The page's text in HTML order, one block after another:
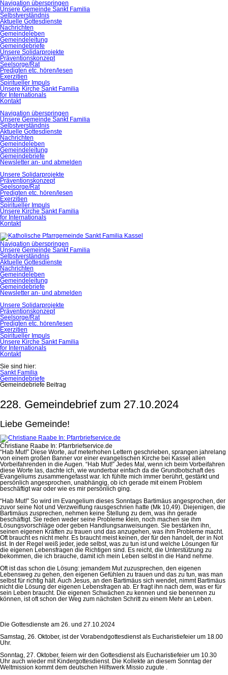
Navigation überspringen
Unsere Gemeinde Sankt Familia
Selbstverständnis
Aktuelle Gottesdienste
Nachrichten
Gemeindeleben
Gemeindeleitung
Gemeindebriefe
Unsere Solidarprojekte
Präventionskonzept
Seelsorge/Rat
Predigten etc. hören/lesen
Exerzitien
Spiritueller Impuls
Unsere Kirche Sankt Familia
for Internationals
Kontakt
Navigation überspringen
Unsere Gemeinde Sankt Familia
Selbstverständnis
Aktuelle Gottesdienste
Nachrichten
Gemeindeleben
Gemeindeleitung
Gemeindebriefe
Newsletter an- und abmelden
Unsere Solidarprojekte
Präventionskonzept
Seelsorge/Rat
Predigten etc. hören/lesen
Exerzitien
Spiritueller Impuls
Unsere Kirche Sankt Familia
for Internationals
Kontakt
Navigation überspringen
Unsere Gemeinde Sankt Familia
Selbstverständnis
Aktuelle Gottesdienste
Nachrichten
Gemeindeleben
Gemeindeleitung
Gemeindebriefe
Newsletter an- und abmelden
Unsere Solidarprojekte
Präventionskonzept
Seelsorge/Rat
Predigten etc. hören/lesen
Exerzitien
Spiritueller Impuls
Unsere Kirche Sankt Familia
for Internationals
Kontakt
Sie sind hier:
Sankt Familia
Gemeindebriefe
Gemeindebriefe Beitrag
228. Gemeindebrief zum 27.10.2024
Liebe Gemeinde!
Christiane Raabe In: Pfarrbriefservice.de
“Hab Mut!” Diese Worte, auf meterhohen Lettern geschrieben, sprangen jahrelang
von einem großen Banner vor einer evangelischen Kirche bei Kassel allen
Vorbeifahrenden in die Augen. “Hab Mut!” Jedes Mal, wenn ich beim Vorbeifahren
diese Worte las, dachte ich, wie wunderbar einfach da die Grundbotschaft des
Evangeliums zusammengefasst war. Ich fühlte mich immer berührt, gestärkt und
persönlich angesprochen, unabhängig, ob ich gerade mit einem Problem
beschäftigt war oder wie es mir persönlich ging.
“Hab Mut!” So wird im Evangelium dieses Sonntags Bartimäus angesprochen, der
zuvor seine Not und Verzweiflung rausgeschrien hatte (Mk 10,49). Diejenigen, die
Bartimäus zusprechen, nehmen keine Stellung zu dem, was ihn gerade
beschäftigt. Sie reden weder seine Probleme klein, noch machen sie ihm
Lösungsvorschläge oder geben Handlungsanweisungen. Sie bestärken ihn,
seinen eigenen Kräften zu trauen und das anzugehen, was ihm Probleme macht.
Oft braucht es nicht mehr. Es braucht meist keinen, der für den handelt, der in Not
ist. In der Regel weiß jeder, jede selbst, was zu tun ist und welche Lösungen für
die eigenen Lebensfragen die Richtigen sind. Es reicht, die Unterstützung zu
bekommen, die ich brauche, damit ich mein Leben selbst in die Hand nehme.
Oft ist das schon die Lösung: jemandem Mut zuzusprechen, den eigenen
Lebensweg zu gehen, den eigenen Gefühlen zu trauen und das zu tun, was man
selbst für richtig hält. Auch Jesus, an den Bartimäus sich wendet, nimmt Bartimäus
nicht die Lösung der eigenen Lebensfragen ab. Er fragt ihn nach dem, was er für
sein Leben braucht. Die eigenen Schwächen zu kennen und sie benennen zu
können, ist oft schon der Weg zum nächsten Schritt zu einem Mehr an Leben.
Die Gottesdienste am 26. und 27.10.2024
Samstag, 26. Oktober, ist der Vorabendgottesdienst als Eucharistiefeier um 18.00
Uhr.
Sonntag, 27. Oktober, feiern wir den Gottesdienst als Eucharistiefeier um 10.30
Uhr auch wieder mit Kindergottesdienst. Die Kollekte an diesem Sonntag der
Weltmission kommt dem deutschen Hilfswerk Missio zugute .